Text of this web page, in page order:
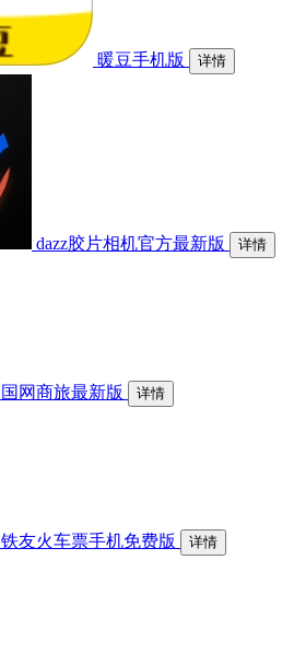
暖豆手机版 详情
dazz胶片相机官方最新版 详情
国网商旅最新版 详情
铁友火车票手机免费版 详情